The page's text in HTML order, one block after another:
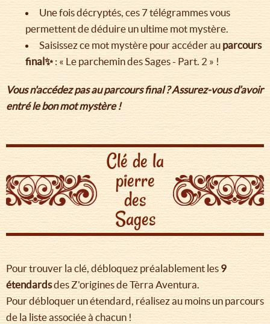
Une fois décryptés, ces 7 télégrammes vous
permettent de déduire un ultime mot mystère.
Saisissez ce mot mystère pour accéder au parcours
final✨ : « Le parchemin des Sages - Part. 2 » !
Vous n'accédez pas au parcours final ? Assurez-vous d’avoir
entré le bon mot mystère !
Clé de la
pierre
des
Sages
Pour trouver la clé, débloquez préalablement les 9
étendardsdes Z'origines de Tèrra Aventura.
Pour débloquer un étendard, réalisez au moins un parcours
de la liste associée à chacun !